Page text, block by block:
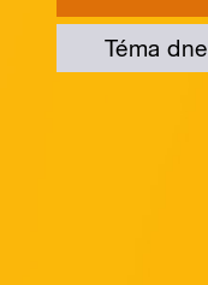
Téma dne